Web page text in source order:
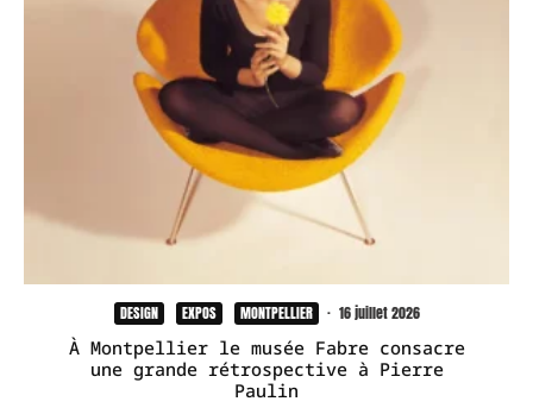
DESIGN EXPOS MONTPELLIER · 16 juillet 2026
À Montpellier le musée Fabre consacre
une grande rétrospective à Pierre
Paulin